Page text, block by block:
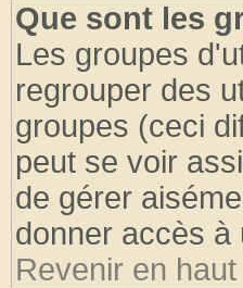
Que sont les
Les groupes
regrouper des
groupes (ceci
peut se voir
de gérer
donner accès à
Revenir en haut